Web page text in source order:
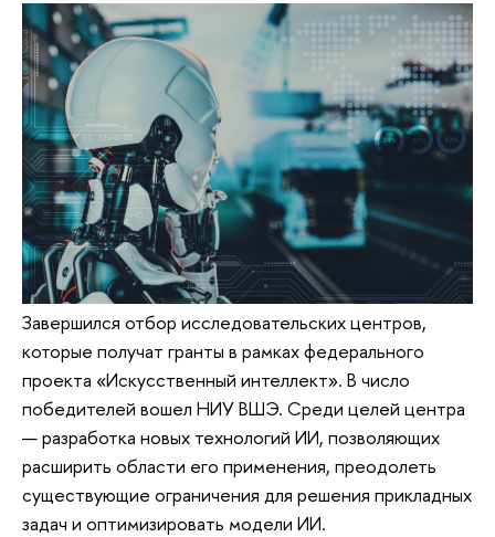
Завершился отбор исследовательских центров,
которые получат гранты в рамках федерального
проекта «Искусственный интеллект». В число
победителей вошел НИУ ВШЭ. Среди целей центра
— разработка новых технологий ИИ, позволяющих
расширить области его применения, преодолеть
существующие ограничения для решения прикладных
задач и оптимизировать модели ИИ.